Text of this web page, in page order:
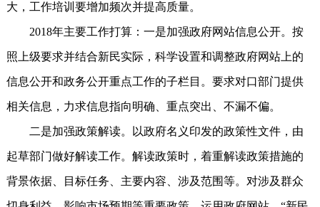
大，工作培训要增加频次并提高质量。
2018年主要工作打算：一是加强政府网站信息公开。按
照上级要求并结合新民实际，科学设置和调整政府网站上的
信息公开和政务公开重点工作的子栏目。要求对口部门提供
相关信息，力求信息指向明确、重点突出、不漏不偏。
二是加强政策解读。以政府名义印发的政策性文件，由
起草部门做好解读工作。解读政策时，着重解读政策措施的
背景依据、目标任务、主要内容、涉及范围等。对涉及群众